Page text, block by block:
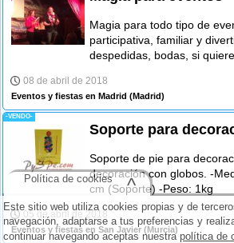
Magia para todo tipo de
participativa, familiar y
despedidas, bodas, si
08 de abril de 2018
Eventos y fiestas en Madrid (Madrid)
-VENDO-
Soporte para
Soporte de pie para
decoración con globos. -
cm (Soporte) -Peso: 1kg
05 de abril de 2018
Eventos y fiestas en San Javier (Murcia)
Este sitio web utiliza cookies propias y de
navegación, adaptarse a tus preferencias y
continuar navegando aceptas nuestrapolítica de
Política de cookies ^